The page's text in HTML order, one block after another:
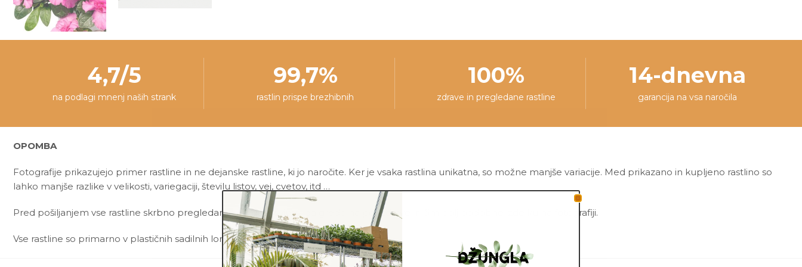
4,7/5
na podlagi mnenj naših strank
99,7%
rastlin prispe brezhibnih
100%
zdrave in pregledane rastline
14-dnevna
garancija na vsa naročila
OPOMBA
Fotografije prikazujejo primer rastline in ne dejanske rastline, ki jo naročite. Ker je vsaka rastlina unikatna, so možne manjše variacije. Med prikazano in kupljeno rastlino so
lahko manjše razlike v velikosti, variegaciji, številu listov, vej, cvetov, itd …
Pred pošiljanjem vse rastline skrbno pregledamo in zagotovimo, da gredo na pot zdrave in čim bolj podobne izdelku na fotografiji.
Vse rastline so primarno v plastičnih sadilnih lončkih. Okrasni lonec ni vključen v ceno.